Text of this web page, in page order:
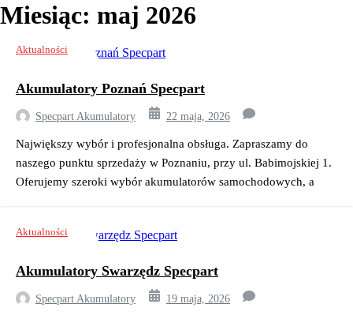
Miesiąc: maj 2026
Aktualności
Akumulatory Poznań Specpart
Specpart Akumulatory 22 maja, 2026
Największy wybór i profesjonalna obsługa. Zapraszamy do
naszego punktu sprzedaży w Poznaniu, przy ul. Babimojskiej 1.
Oferujemy szeroki wybór akumulatorów samochodowych, a
od diagnostyki po wymianę i montaż akumulatorów. W ofercie
jak Varta, Jenox , Centra ,Exide , Yuasa , Bosch oraz inne.
Oferujemy również tanie akumulatory Poznań idealne dla
Aktualności
Akumulatory Swarzędz Specpart
Specpart Akumulatory 19 maja, 2026